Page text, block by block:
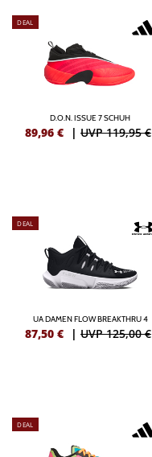
DEAL
D.O.N. ISSUE 7 SCHUH
89,96 € | UVP 119,95 €
DEAL
UA DAMEN FLOW BREAKTHRU 4
87,50 € | UVP 125,00 €
DEAL